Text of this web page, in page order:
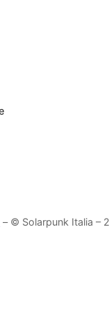
– © Solarpunk Italia –